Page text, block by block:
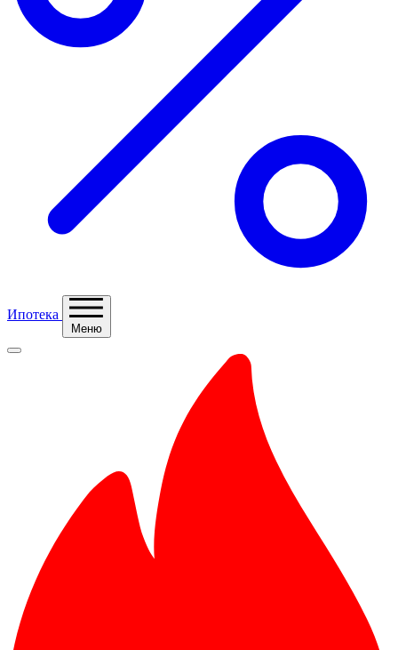
Ипотека
Меню